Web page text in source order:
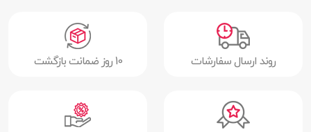
روند ارسال سفارشات 10 روز ضمانت بازگشت